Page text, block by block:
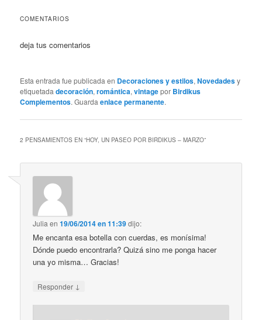
COMENTARIOS
deja tus comentarios
Esta entrada fue publicada en Decoraciones y estilos,Novedadesy
etiquetadadecoración,romántica,vintagepor Birdikus
Complementos. Guardaenlace permanente.
2 PENSAMIENTOS EN “HOY, UN PASEO POR BIRDIKUS – MARZO”
Julia en19/06/2014 en 11:39dijo:
Me encanta esa botella con cuerdas, es monísima!
Dónde puedo encontrarla? Quizá sino me ponga hacer
una yo misma… Gracias!
Responder ↓